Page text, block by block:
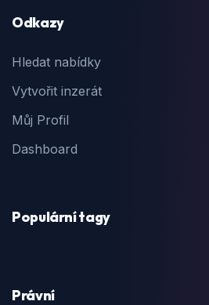
Odkazy
Hledat nabídky
Vytvořit inzerát
Můj Profil
Dashboard
Populární tagy
Právní